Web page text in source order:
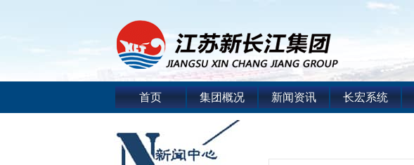
首页 集团概况 新闻资讯 长宏系统